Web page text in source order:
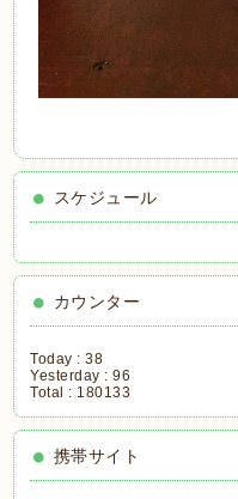
スケジュール
カウンター
Today :38
Yesterday :96
Total : 180133
携帯サイト